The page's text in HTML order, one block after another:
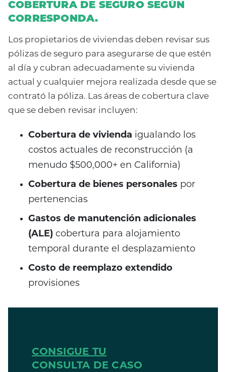
COBERTURA DE SEGURO SEGÚN
CORRESPONDA.
Los propietarios de viviendas deben revisar sus
pólizas de seguro para asegurarse de que estén
al día y cubran adecuadamente su vivienda
actual y cualquier mejora realizada desde que se
contrató la póliza. Las áreas de cobertura clave
que se deben revisar incluyen:
Cobertura de vivienda igualando los
costos actuales de reconstrucción (a
menudo $500,000+ en California)
Cobertura de bienes personales por
pertenencias
Gastos de manutención adicionales
(ALE) cobertura para alojamiento
temporal durante el desplazamiento
Costo de reemplazo extendido
provisiones
CONSIGUE TU
CONSULTA DE CASO